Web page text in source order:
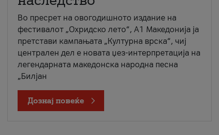
Во пресрет на овогодишното издание на
фестивалот „Охридско лето“, А1 Македонија ја
претстави кампањата „Културна врска“, чиј
централен дел е новата џез-интерпретација на
легендарната македонска народна песна
„Билјан
Дознај повеќе